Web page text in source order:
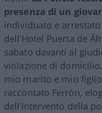
presenza di un
individuato e
dell’Hotel Puerta de
sabato davanti al
violazione di
mio marito e mio
raccontato Ferrón,
dell’intervento della